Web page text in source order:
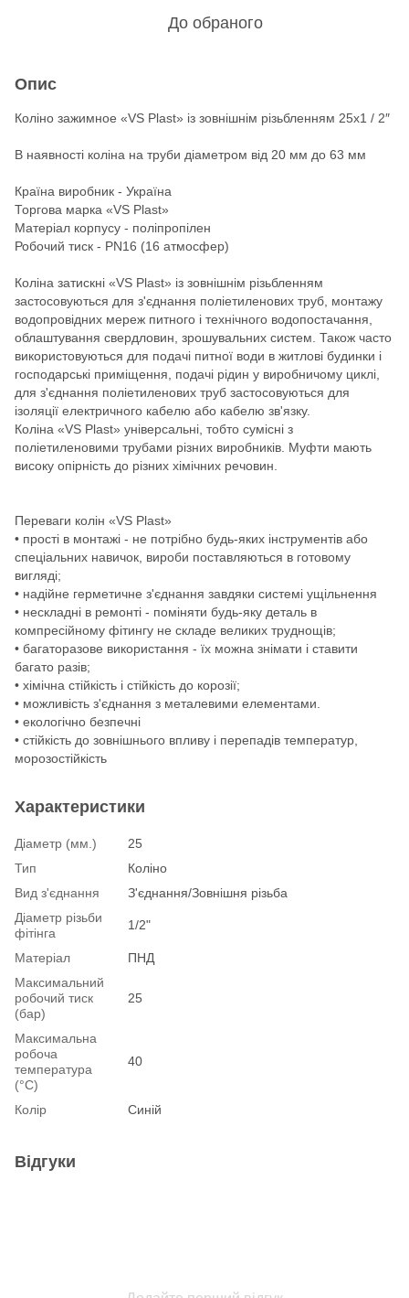
До обраного
Опис
Коліно зажимное «VS Plast» із зовнішнім різьбленням 25х1 / 2″
В наявності коліна на труби діаметром від 20 мм до 63 мм
Країна виробник - Україна
Торгова марка «VS Plast»
Матеріал корпусу - поліпропілен
Робочий тиск - PN16 (16 атмосфер)
Коліна затискні «VS Plast» із зовнішнім різьбленням
застосовуються для з'єднання поліетиленових труб, монтажу
водопровідних мереж питного і технічного водопостачання,
облаштування свердловин, зрошувальних систем. Також часто
використовуються для подачі питної води в житлові будинки і
господарські приміщення, подачі рідин у виробничому циклі,
для з'єднання поліетиленових труб застосовуються для
ізоляції електричного кабелю або кабелю зв'язку.
Коліна «VS Plast» універсальні, тобто сумісні з
поліетиленовими трубами різних виробників. Муфти мають
високу опірність до різних хімічних речовин.
Переваги колін «VS Plast»
• прості в монтажі - не потрібно будь-яких інструментів або
спеціальних навичок, вироби поставляються в готовому
вигляді;
• надійне герметичне з'єднання завдяки системі ущільнення
• нескладні в ремонті - поміняти будь-яку деталь в
компресійному фітингу не складе великих труднощів;
• багаторазове використання - їх можна знімати і ставити
багато разів;
• хімічна стійкість і стійкість до корозії;
• можливість з'єднання з металевими елементами.
• екологічно безпечні
• стійкість до зовнішнього впливу і перепадів температур,
морозостійкість
Характеристики
Діаметр (мм.)
25
Тип
Коліно
Вид з'єднання
З'єднання/Зовнішня різьба
Діаметр різьби
фітінга
1/2"
Матеріал
ПНД
Максимальний
робочий тиск
(бар)
25
Максимальна
робоча
температура
(°С)
40
Колір Синій
Відгуки